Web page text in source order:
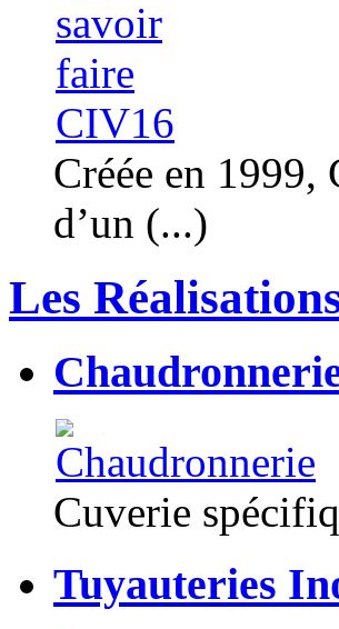
Créée en 1999,
d’un (...)
Les
Cuverie
Tuyauteries